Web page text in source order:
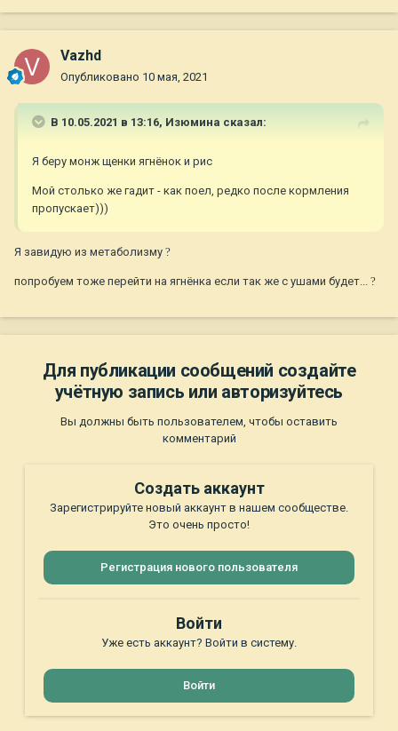
Vazhd
Опубликовано 10 мая, 2021
В 10.05.2021 в 13:16, Изюмина сказал:
Я беру монж щенки ягнёнок и рис
Мой столько же гадит - как поел, редко после кормления
пропускает)))
Я завидую из метаболизму ?
попробуем тоже перейти на ягнёнка если так же с ушами будет... ?
Для публикации сообщений создайте
учётную запись или авторизуйтесь
Вы должны быть пользователем, чтобы оставить
комментарий
Создать аккаунт
Зарегистрируйте новый аккаунт в нашем сообществе.
Это очень просто!
Регистрация нового пользователя
Войти
Уже есть аккаунт? Войти в систему.
Войти